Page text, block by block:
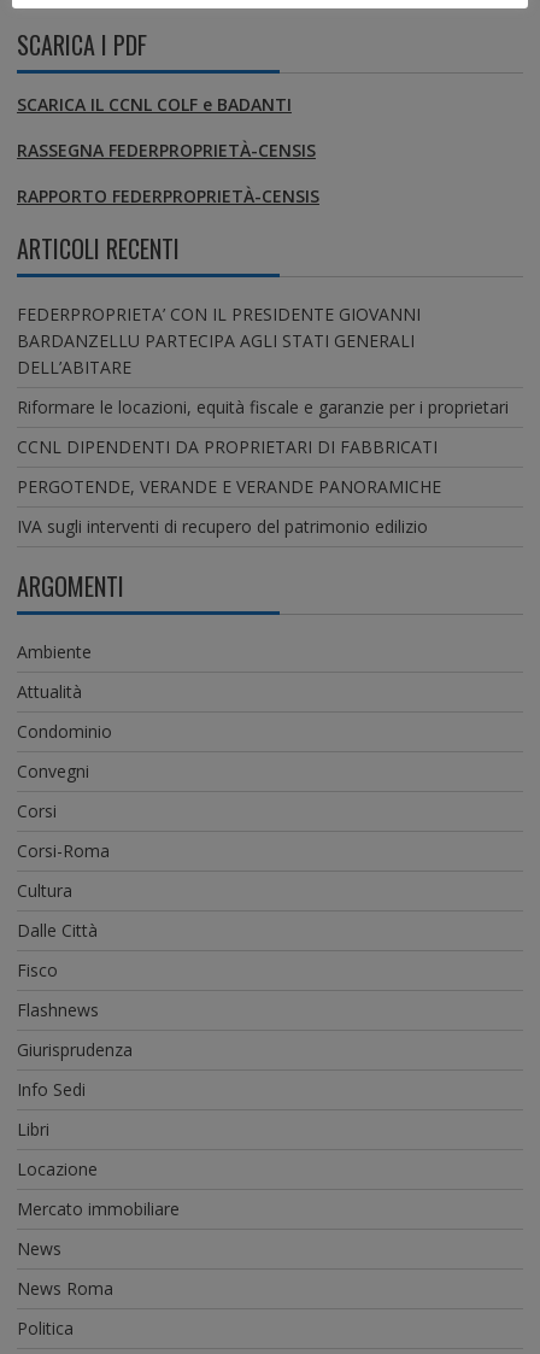
SCARICA I PDF
SCARICA IL CCNL COLF e BADANTI
RASSEGNA FEDERPROPRIETÀ-CENSIS
RAPPORTO FEDERPROPRIETÀ-CENSIS
ARTICOLI RECENTI
FEDERPROPRIETA’ CON IL PRESIDENTE GIOVANNI
BARDANZELLU PARTECIPA AGLI STATI GENERALI
DELL’ABITARE
Riformare le locazioni, equità fiscale e garanzie per i proprietari
CCNL DIPENDENTI DA PROPRIETARI DI FABBRICATI
PERGOTENDE, VERANDE E VERANDE PANORAMICHE
IVA sugli interventi di recupero del patrimonio edilizio
ARGOMENTI
Ambiente
Attualità
Condominio
Convegni
Corsi
Corsi-Roma
Cultura
Dalle Città
Fisco
Flashnews
Giurisprudenza
Info Sedi
Libri
Locazione
Mercato immobiliare
News
News Roma
Politica